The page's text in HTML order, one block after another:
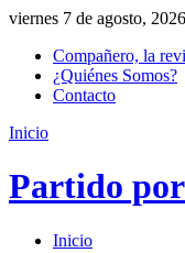
viernes 7 de agosto, 2026
Compañero, la
¿Quiénes Somos?
Contacto
Inicio
Partido
Inicio